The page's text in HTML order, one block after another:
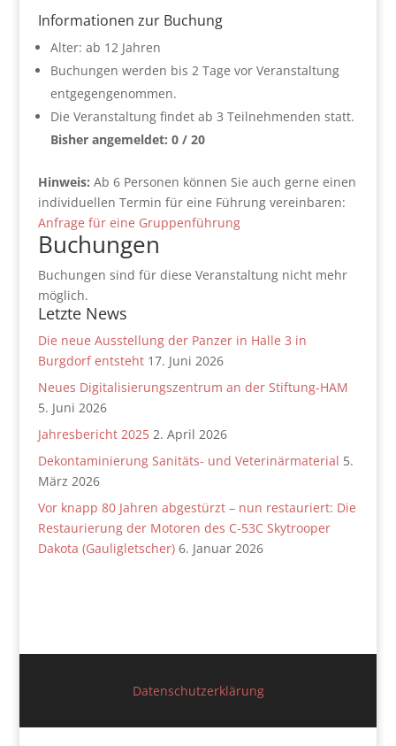
Informationen zur Buchung
Alter: ab 12 Jahren
Buchungen werden bis 2 Tage vor Veranstaltung
entgegengenommen.
Die Veranstaltung findet ab 3 Teilnehmenden statt.
Bisher angemeldet: 0 / 20
Hinweis: Ab 6 Personen können Sie auch gerne einen
individuellen Termin für eine Führung vereinbaren:
Anfrage für eine Gruppenführung
Buchungen
Buchungen sind für diese Veranstaltung nicht mehr
möglich.
Letzte News
Die neue Ausstellung der Panzer in Halle 3 in
Burgdorf entsteht 17. Juni 2026
Neues Digitalisierungszentrum an der Stiftung-HAM
5. Juni 2026
Jahresbericht 2025 2. April 2026
Dekontaminierung Sanitäts- und Veterinärmaterial 5.
März 2026
Vor knapp 80 Jahren abgestürzt – nun restauriert: Die
Restaurierung der Motoren des C-53C Skytrooper
Dakota (Gauligletscher) 6. Januar 2026
Datenschutzerklärung